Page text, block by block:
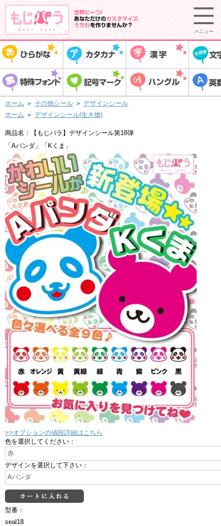
メニュー
ホーム ＞ その他シール ＞ デザインシール
ホーム ＞ デザインシール(生き物)
商品名：【もじパラ】デザインシール第18弾
「Aパンダ」「Kくま」
>>オプションの値段詳細はこちら
色を選択してください：
デザインを選択して下さい：
型番：
seal18